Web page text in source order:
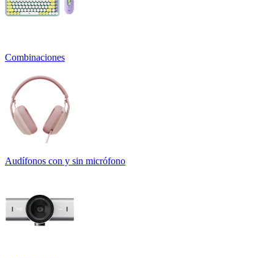
Combinaciones
Audífonos con y sin micrófono